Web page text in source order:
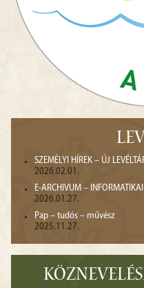
SZEMÉLYI HÍREK – ÚJ
2026.02.01.
E-ARCHIVUM –
2026.01.27.
Pap – tudós – művész
2025.11.27.